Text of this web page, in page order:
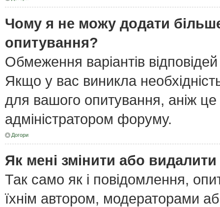
Чому я не можу додати
опитування?
Обмеження варіантів
Якщо у вас виникла
для вашого опитування, аніж
адміністратором форуму.
Догори
Як мені змінити або
Так само як і повідомлення,
їхнім автором, модераторами